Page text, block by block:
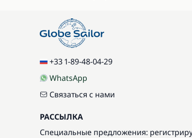
+33 1-89-48-04-29
WhatsApp
Связаться с нами
РАССЫЛКА
Специальные предложения: